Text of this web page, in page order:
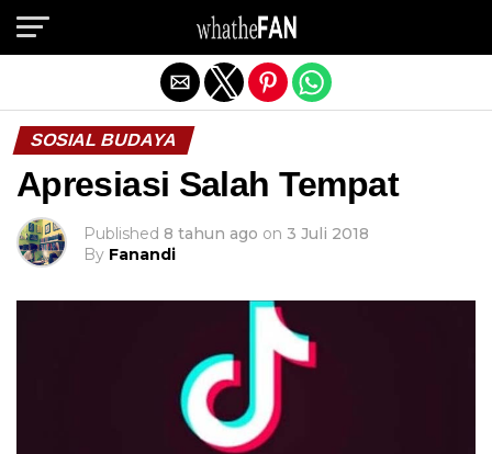
SOSIAL BUDAYA
Apresiasi Salah Tempat
Published 8 tahun ago on 3 Juli 2018
By Fanandi
Exit mobile version